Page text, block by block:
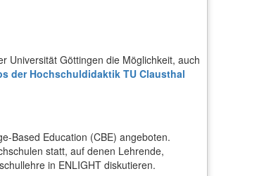
Universität Göttingen die Möglichkeit, auch
der Hochschuldidaktik TU Clausthal
Based Education (CBE) angeboten.
statt, auf denen Lehrende,
in ENLIGHT diskutieren.